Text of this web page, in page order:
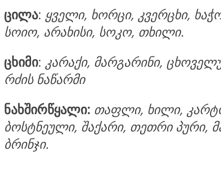
ცილა: ყველი, ხორცი, კვერცხი,
სოიო, არახისი, სოკო, თხილი.
ცხიმი: კარაქი, მარგარინი,
რძის ნაწარმი
ნახშირწყალი: თაფლი, ხილი,
ბოსტნეული, შაქარი, თეთრი პური,
ბრინჯი.